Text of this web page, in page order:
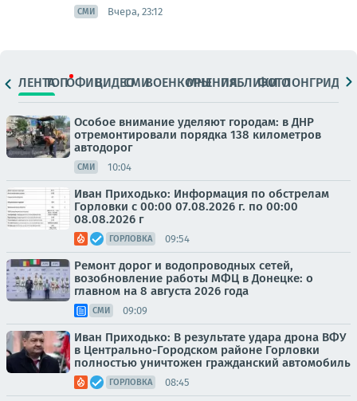
СМИ Вчера, 23:12
ЛЕНТАТОПОФИЦ.ВИДЕОСМИВОЕНКОРЫМНЕНИЯПАБЛИКИ
ФОТОЛОНГРИДЫ
Особое внимание уделяют городам: в ДНР
отремонтировали порядка 138 километров
автодорог
СМИ 10:04
Иван Приходько: Информация по обстрелам
Горловки с 00:00 07.08.2026 г. по 00:00
08.08.2026 г
ГОРЛОВКА 09:54
Ремонт дорог и водопроводных сетей,
возобновление работы МФЦ в Донецке: о
главном на 8 августа 2026 года
СМИ 09:09
Иван Приходько: В результате удара дрона ВФУ
в Центрально-Городском районе Горловки
полностью уничтожен гражданский автомобиль
ГОРЛОВКА 08:45